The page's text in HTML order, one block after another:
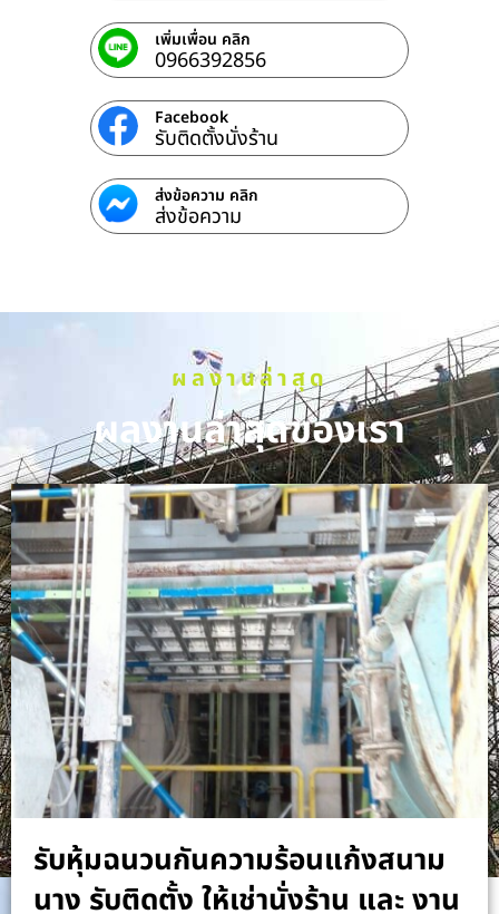
เพิ่มเพื่อน คลิก
0966392856
Facebook
รับติดตั้งนั่งร้าน
ส่งข้อความ คลิก
ส่งข้อความ
ผลงานล่าสุด
ผลงานล่าสุดของเรา
รับหุ้มฉนวนกันความร้อนแก้งสนาม
นาง รับติดตั้ง ให้เช่านั่งร้าน และ งาน